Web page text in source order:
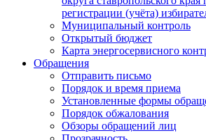
регистрации (учёта)
Муниципальный контроль
Открытый бюджет
Карта энергосервисного
Обращения
Отправить письмо
Порядок и время приема
Установленные формы
Порядок обжалования
Обзоры обращений лиц